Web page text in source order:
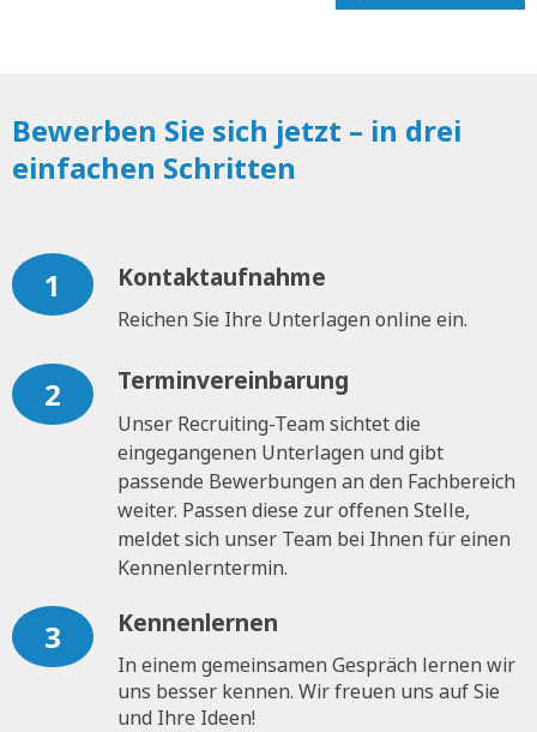
Bewerben Sie sich jetzt – in drei
einfachen Schritten
1 Kontaktaufnahme
Reichen Sie Ihre Unterlagen online ein.
2 Terminvereinbarung
Unser Recruiting-Team sichtet die
eingegangenen Unterlagen und gibt
passende Bewerbungen an den Fachbereich
weiter. Passen diese zur offenen Stelle,
meldet sich unser Team bei Ihnen für einen
Kennenlerntermin.
3 Kennenlernen
In einem gemeinsamen Gespräch lernen wir
uns besser kennen. Wir freuen uns auf Sie
und Ihre Ideen!